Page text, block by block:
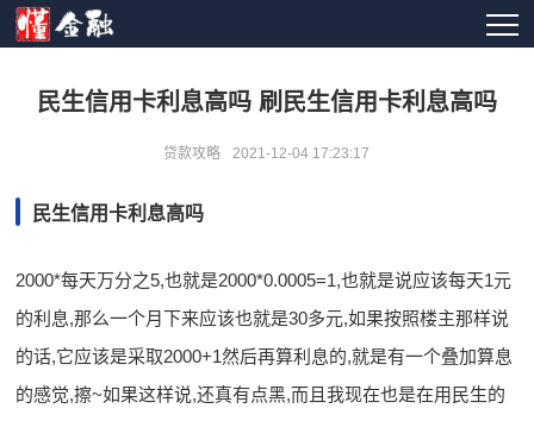
民生信用卡利息高吗 刷民生信用卡利息高吗
贷款攻略 2021-12-04 17:23:17
民生信用卡利息高吗
2000*每天万分之5,也就是2000*0.0005=1,也就是说应该每天1元
的利息,那么一个月下来应该也就是30多元,如果按照楼主那样说
的话,它应该是采取2000+1然后再算利息的,就是有一个叠加算息
的感觉,擦~如果这样说,还真有点黑,而且我现在也是在用民生的